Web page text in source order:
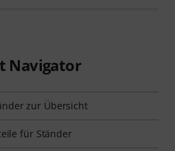
Navigator
zur Übersicht
für Ständer